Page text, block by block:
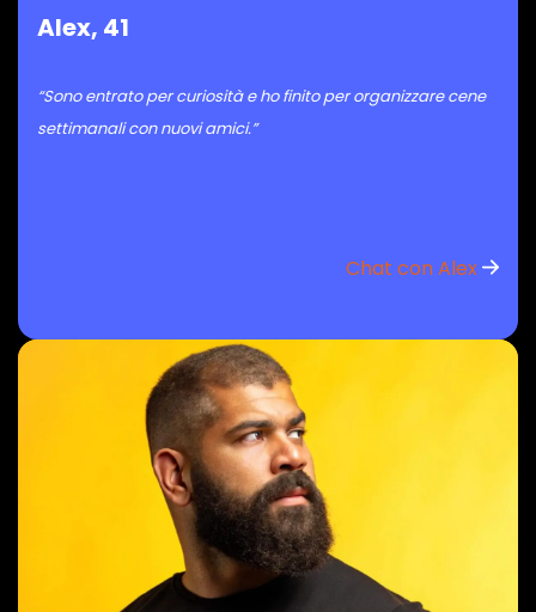
Alex, 41
“Sono entrato per curiosità e ho finito per organizzare cene
settimanali con nuovi amici.”
Chat con Alex